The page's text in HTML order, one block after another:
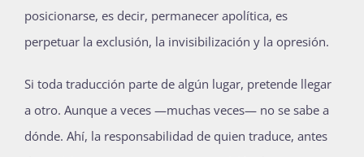
posicionarse, es decir, permanecer apolítica, es
perpetuar la exclusión, la invisibilización y la opresión.
Si toda traducción parte de algún lugar, pretende llegar
a otro. Aunque a veces —muchas veces— no se sabe a
dónde. Ahí, la responsabilidad de quien traduce, antes